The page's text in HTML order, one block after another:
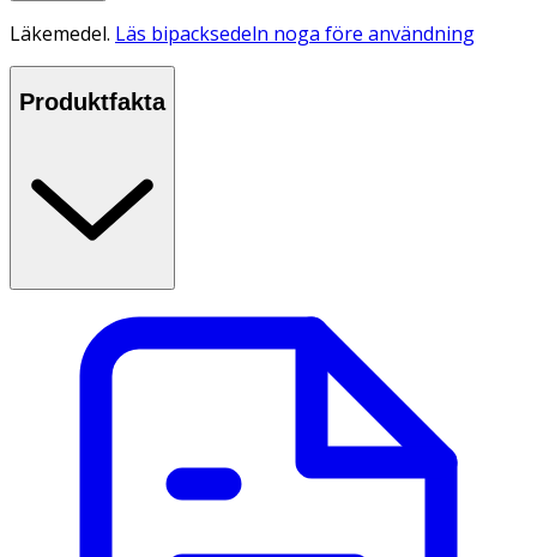
Läkemedel. Läs bipacksedeln noga före användning
Produktfakta